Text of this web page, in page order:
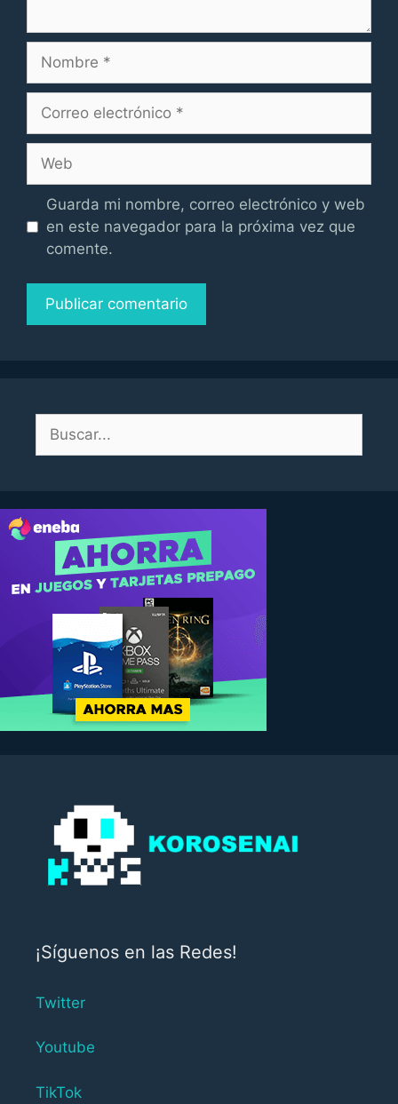
Nombre
Correo
Web
Guarda mi nombre, correo electrónico y web
en este navegador para la próxima vez que
comente.
¡Síguenos en las Redes!
Twitter
Youtube
TikTok